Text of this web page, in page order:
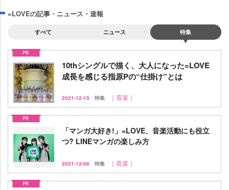
=LOVEの記事・ニュース・速報
すべて ニュース 特集
10thシングルで描く、大人になった=LOVE
成長を感じる指原Pの“仕掛け”とは
2021-12-15 特集 ｜音楽｜
「マンガ大好き!」=LOVE、音楽活動にも役立
つ? LINEマンガの楽しみ方
2021-12-08 特集 ｜音楽｜